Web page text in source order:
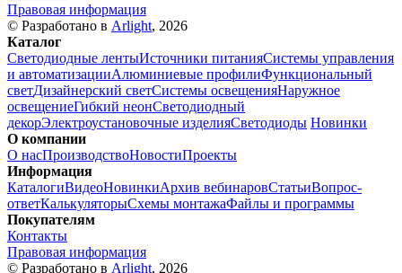
Правовая информация
© Разработано в Arlight, 2026
Каталог
Светодиодные лентыИсточники питанияСистемы управления
и автоматизацииАлюминиевые профилиФункциональный
светДизайнерский светСистемы освещенияНаружное
освещениеГибкий неонСветодиодный
декорЭлектроустановочные изделияСветодиоды Новинки
О компании
О насПроизводствоНовостиПроекты
Информация
КаталогиВидеоНовинкиАрхив вебинаровСтатьиВопрос-
ответКалькуляторыСхемы монтажаФайлы и программы
Покупателям
Контакты
Правовая информация
© Разработано в Arlight, 2026